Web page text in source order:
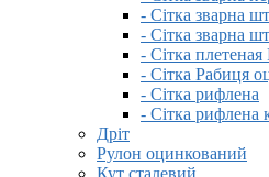
- Сітка зварна
- Сітка зварна
- Сітка
- Сітка Рабиця
- Сітка рифлена
- Сітка рифлена
Дріт
Рулон оцинкований
Кут сталевий